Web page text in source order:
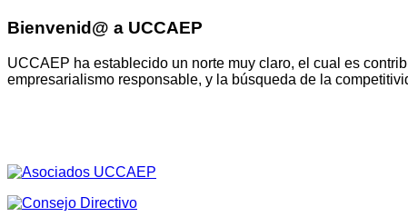
Bienvenid@ a UCCAEP
UCCAEP ha establecido un norte muy claro, el cual es
empresarialismo responsable, y la búsqueda de la